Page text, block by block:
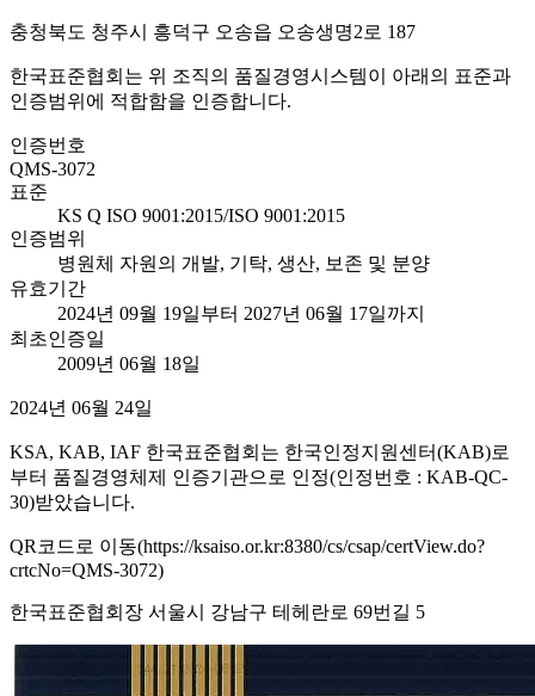
충청북도 청주시 흥덕구 오송읍 오송생명2로 187
한국표준협회는 위 조직의 품질경영시스템이 아래의 표준과
인증범위에 적합함을 인증합니다.
인증번호
QMS-3072
표준
KS Q ISO 9001:2015/ISO 9001:2015
인증범위
병원체 자원의 개발, 기탁, 생산, 보존 및 분양
유효기간
2024년 09월 19일부터 2027년 06월 17일까지
최초인증일
2009년 06월 18일
2024년 06월 24일
KSA, KAB, IAF 한국표준협회는 한국인정지원센터(KAB)로
부터 품질경영체제 인증기관으로 인정(인정번호 : KAB-QC-
30)받았습니다.
QR코드로 이동(https://ksaiso.or.kr:8380/cs/csap/certView.do?
crtcNo=QMS-3072)
한국표준협회장 서울시 강남구 테헤란로 69번길 5